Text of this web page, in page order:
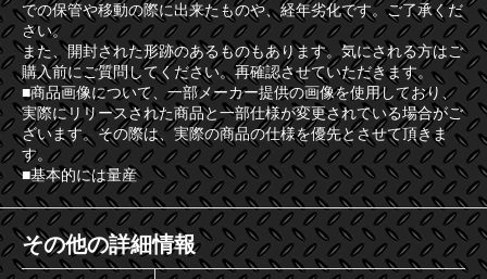
での保管や移動の際に出来たものや、経年劣化です。ご了承くだ
さい。
また、開封された形跡のあるものもあります。気にされる方はご
購入前にご質問してください。再確認させていただきます。
■商品画像について、一部メーカー提供の画像を使用しており、
実際にリリースされた商品と一部仕様が変更されている場合がご
ざいます。その際は、実際の商品の仕様を優先とさせて頂きま
す。
■基本的には量産
その他の詳細情報